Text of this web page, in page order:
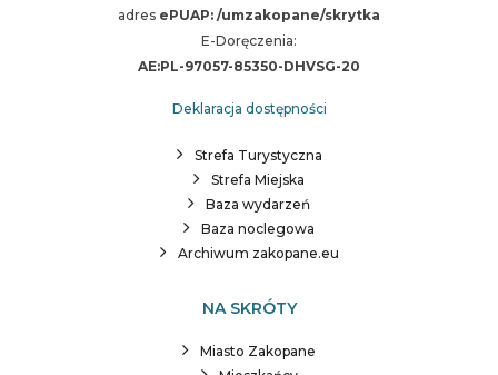
adres ePUAP: /umzakopane/skrytka
E-Doręczenia:
AE:PL-97057-85350-DHVSG-20
Deklaracja dostępności
Strefa Turystyczna
Strefa Miejska
Baza wydarzeń
Baza noclegowa
Archiwum zakopane.eu
NA SKRÓTY
Miasto Zakopane